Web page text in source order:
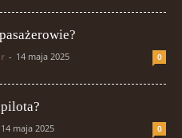
- 14 maja 2025 0
14 maja 2025 0